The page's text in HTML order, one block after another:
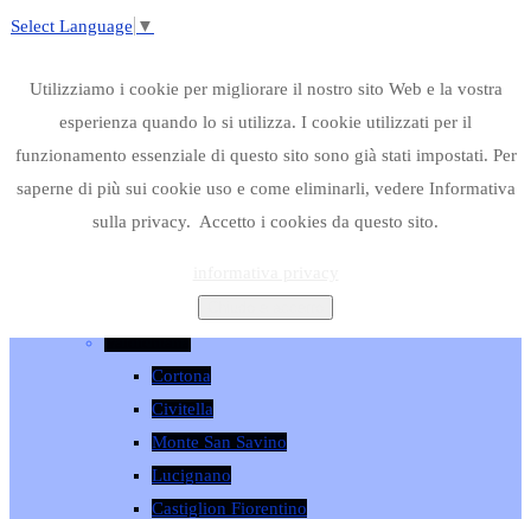
Select Language ▼
Utilizziamo i cookie per migliorare il nostro sito Web e la vostra
esperienza quando lo si utilizza. I cookie utilizzati per il
funzionamento essenziale di questo sito sono già stati impostati. Per
saperne di più sui cookie uso e come eliminarli, vedere Informativa
sulla privacy. Accetto i cookies da questo sito.
Valdichiana
Cortona
Civitella
Monte San Savino
Lucignano
Castiglion Fiorentino